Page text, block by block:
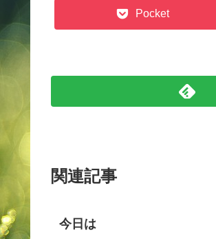
Pocket
関連記事
今日は